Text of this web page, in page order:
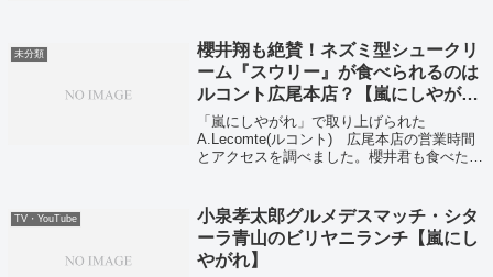
未分類
櫻井翔も絶賛！ネズミ型シュークリ
ーム『スウリー』が食べられるのは
ルコント広尾本店？【嵐にしやが
れ】
「嵐にしやがれ」で取り上げられた
A.Lecomte(ルコント) 広尾本店の営業時間
とアクセスを調べました。櫻井君も食べた人
TV・YouTube
小泉孝太郎グルメデスマッチ・シタ
ーラ青山のビリヤニランチ【嵐にし
やがれ】